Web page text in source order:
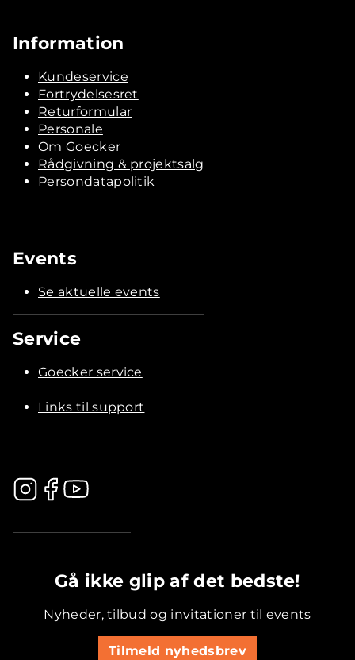
Information
Kundeservice
Fortrydelsesret
Returformular
Personale
Om Goecker
Rådgivning & projektsalg
Persondatapolitik
Events
Se aktuelle events
Service
Goecker service
Links til support
Gå ikke glip af det bedste!
Nyheder, tilbud og invitationer til events
Tilmeld nyhedsbrev